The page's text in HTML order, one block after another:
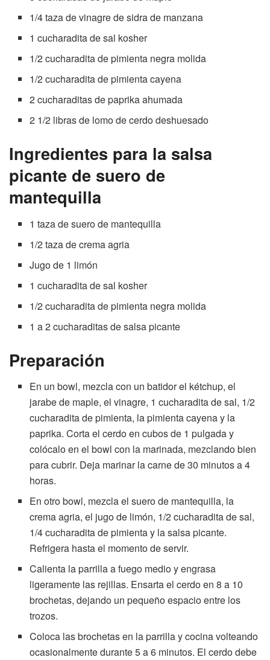
1/4 taza de vinagre de sidra de manzana
1 cucharadita de sal kosher
1/2 cucharadita de pimienta negra molida
1/2 cucharadita de pimienta cayena
2 cucharaditas de paprika ahumada
2 1/2 libras de lomo de cerdo deshuesado
Ingredientes para la salsa
picante de suero de
mantequilla
1 taza de suero de mantequilla
1/2 taza de crema agria
Jugo de 1 limón
1 cucharadita de sal kosher
1/2 cucharadita de pimienta negra molida
1 a 2 cucharaditas de salsa picante
Preparación
En un bowl, mezcla con un batidor el kétchup, el
jarabe de maple, el vinagre, 1 cucharadita de sal, 1/2
cucharadita de pimienta, la pimienta cayena y la
paprika. Corta el cerdo en cubos de 1 pulgada y
colócalo en el bowl con la marinada, mezclando bien
para cubrir. Deja marinar la carne de 30 minutos a 4
horas.
En otro bowl, mezcla el suero de mantequilla, la
crema agria, el jugo de limón, 1/2 cucharadita de sal,
1/4 cucharadita de pimienta y la salsa picante.
Refrigera hasta el momento de servir.
Calienta la parrilla a fuego medio y engrasa
ligeramente las rejillas. Ensarta el cerdo en 8 a 10
brochetas, dejando un pequeño espacio entre los
trozos.
Coloca las brochetas en la parrilla y cocina volteando
ocasionalmente durante 5 a 6 minutos. El cerdo debe